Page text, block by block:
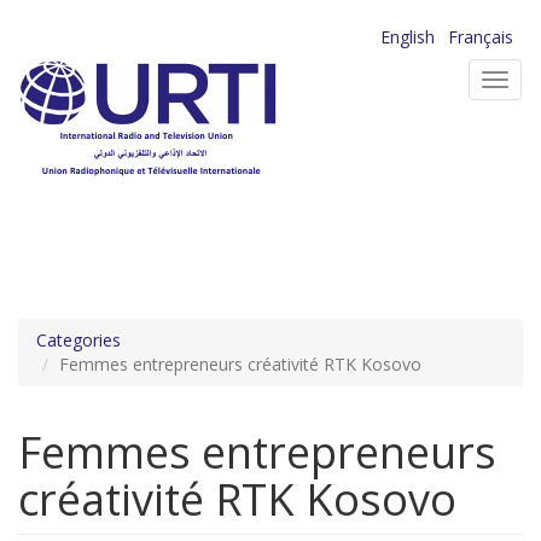
main
content
English
Français
Categories
Femmes entrepreneurs créativité RTK Kosovo
Femmes entrepreneurs
créativité RTK Kosovo